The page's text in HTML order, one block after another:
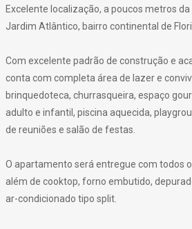
Excelente localização, a poucos metros
Jardim Atlântico, bairro continental de
Com excelente padrão de construção e
conta com completa área de lazer e
brinquedoteca, churrasqueira, espaço
adulto e infantil, piscina aquecida,
de reuniões e salão de festas.
O apartamento será entregue com todos
além de cooktop, forno embutido,
ar-condicionado tipo split.